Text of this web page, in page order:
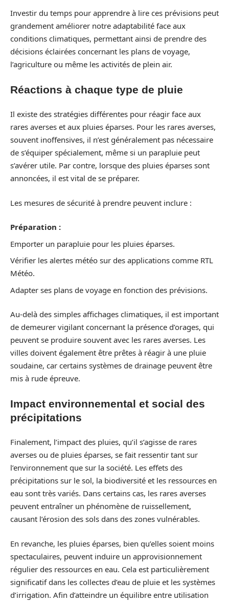
Investir du temps pour apprendre à lire ces prévisions peut
grandement améliorer notre adaptabilité face aux
conditions climatiques, permettant ainsi de prendre des
décisions éclairées concernant les plans de voyage,
l’agriculture ou même les activités de plein air.
Réactions à chaque type de pluie
Il existe des stratégies différentes pour réagir face aux
rares averses et aux pluies éparses. Pour les rares averses,
souvent inoffensives, il n’est généralement pas nécessaire
de s’équiper spécialement, même si un parapluie peut
s’avérer utile. Par contre, lorsque des pluies éparses sont
annoncées, il est vital de se préparer.
Les mesures de sécurité à prendre peuvent inclure :
Préparation :
Emporter un parapluie pour les pluies éparses.
Vérifier les alertes météo sur des applications comme RTL
Météo.
Adapter ses plans de voyage en fonction des prévisions.
Au-delà des simples affichages climatiques, il est important
de demeurer vigilant concernant la présence d’orages, qui
peuvent se produire souvent avec les rares averses. Les
villes doivent également être prêtes à réagir à une pluie
soudaine, car certains systèmes de drainage peuvent être
mis à rude épreuve.
Impact environnemental et social des
précipitations
Finalement, l’impact des pluies, qu’il s’agisse de rares
averses ou de pluies éparses, se fait ressentir tant sur
l’environnement que sur la société. Les effets des
précipitations sur le sol, la biodiversité et les ressources en
eau sont très variés. Dans certains cas, les rares averses
peuvent entraîner un phénomène de ruissellement,
causant l’érosion des sols dans des zones vulnérables.
En revanche, les pluies éparses, bien qu’elles soient moins
spectaculaires, peuvent induire un approvisionnement
régulier des ressources en eau. Cela est particulièrement
significatif dans les collectes d’eau de pluie et les systèmes
d’irrigation. Afin d’atteindre un équilibre entre utilisation